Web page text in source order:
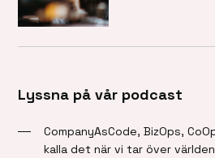
Lyssna på vår podcast
CompanyAsCode, BizOps,
kalla det när vi tar över